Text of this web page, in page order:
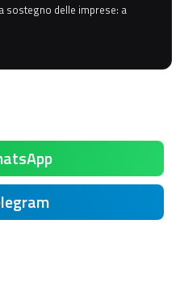
sostegno delle imprese: a